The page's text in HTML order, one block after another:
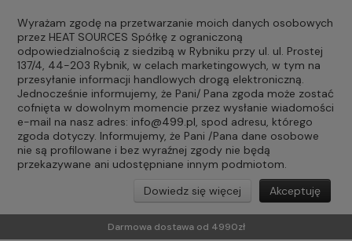
Wyrażam zgodę na przetwarzanie moich danych osobowych
przez HEAT SOURCES Spółkę z ograniczoną
odpowiedzialnością z siedzibą w Rybniku przy ul. ul. Prostej
137/4, 44-203 Rybnik, w celach marketingowych, w tym na
przesyłanie informacji handlowych drogą elektroniczną.
Jednocześnie informujemy, że Pani/ Pana zgoda może zostać
cofnięta w dowolnym momencie przez wysłanie wiadomości
e-mail na nasz adres: info@499.pl, spod adresu, którego
zgoda dotyczy. Informujemy, że Pani /Pana dane osobowe
nie są profilowane i bez wyraźnej zgody nie będą
przekazywane ani udostępniane innym podmiotom.
Akceptuję
Dowiedz się więcej
Darmowa dostawa od 4990zł